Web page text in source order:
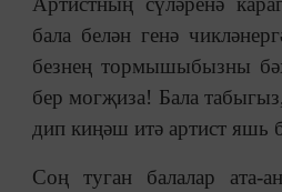
бала белән генә
безнең тормышыбызны
бер могҗиза! Бала
дип киңәш итә артист яшь
Соң туган балалар ата-